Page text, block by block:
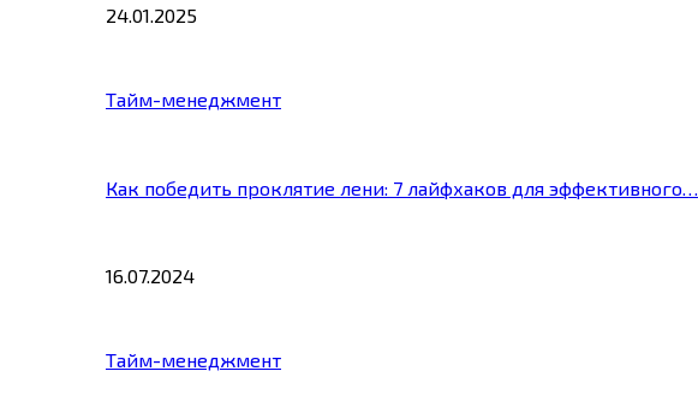
24.01.2025
Тайм-менеджмент
Как победить проклятие лени: 7 лайфхаков для эффективного…
16.07.2024
Тайм-менеджмент